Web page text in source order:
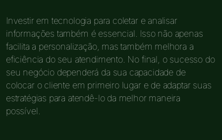
Investir em tecnologia para coletar e analisar
informações também é essencial. Isso não apenas
facilita a personalização, mas também melhora a
eficiência do seu atendimento. No final, o sucesso do
seu negócio dependerá da sua capacidade de
colocar o cliente em primeiro lugar e de adaptar suas
estratégias para atendê-lo da melhor maneira
possível.